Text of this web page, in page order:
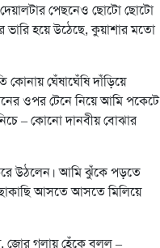
পেছনেও ছোটো ছোটো
হয়ে উঠেছে, কুয়াশার মতো
ঘেঁষাঘেঁষি দাঁড়িয়ে
ওপর টেনে নিয়ে আমি পকেটে
– কোনো দানবীয় বোঝার
উঠলেন। আমি ঝুঁকে পড়তে
আসতে আসতে মিলিয়ে
জোর গলায় হেঁকে বলল –